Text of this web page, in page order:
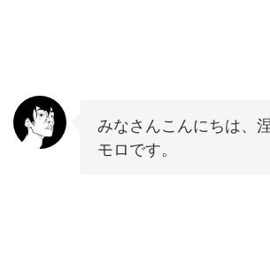
みなさんこんにちは、
モロです。